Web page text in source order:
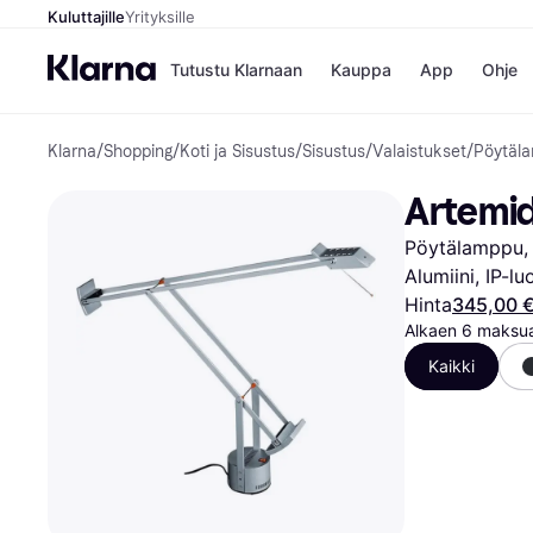
KuluttajilleYrityksille
Tutustu Klarnaan Kauppa
Kaupat
Gigantti
H&M
Peten
Wolt
App Ohje
Klarna/Shopping/Koti ja Sisustus/Sisustus/Valaistukset/
Alumiini, IP-
Hinta345,00 €
Alkaen 6
Kaikki